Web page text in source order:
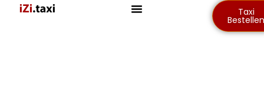
Taxi